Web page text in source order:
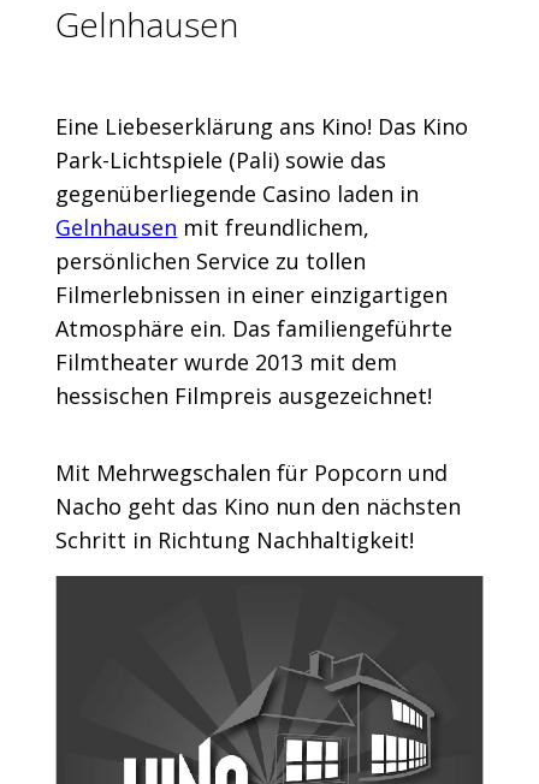
Gelnhausen
Eine Liebeserklärung ans Kino! Das Kino
Park-Lichtspiele (Pali) sowie das
gegenüberliegende Casino laden in
Gelnhausen mit freundlichem,
persönlichen Service zu tollen
Filmerlebnissen in einer einzigartigen
Atmosphäre ein. Das familiengeführte
Filmtheater wurde 2013 mit dem
hessischen Filmpreis ausgezeichnet!
Mit Mehrwegschalen für Popcorn und
Nacho geht das Kino nun den nächsten
Schritt in Richtung Nachhaltigkeit!